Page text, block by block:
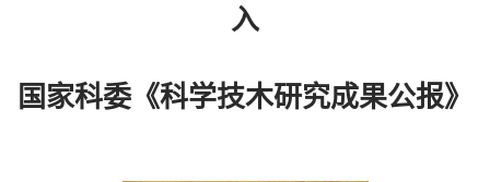
入
国家科委《科学技木研究成果公报》